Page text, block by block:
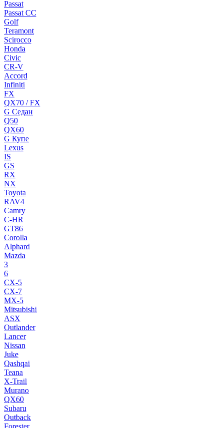
Passat
Passat CC
Golf
Teramont
Scirocco
Honda
Civic
CR-V
Accord
Infiniti
FX
QX70 / FX
G Cедан
Q50
QX60
G Купе
Lexus
IS
GS
RX
NX
Toyota
RAV4
Camry
C-HR
GT86
Corolla
Alphard
Mazda
3
6
CX-5
CX-7
MX-5
Mitsubishi
ASX
Outlander
Lancer
Nissan
Juke
Qashqai
Teana
X-Trail
Murano
QX60
Subaru
Outback
Forester